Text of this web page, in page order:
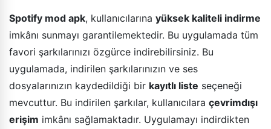
Spotify mod apk, kullanıcılarına yüksek kaliteli indirme
imkânı sunmayı garantilemektedir. Bu uygulamada tüm
favori şarkılarınızı özgürce indirebilirsiniz. Bu
uygulamada, indirilen şarkılarınızın ve ses
dosyalarınızın kaydedildiği bir kayıtlı liste seçeneği
mevcuttur. Bu indirilen şarkılar, kullanıcılara çevrimdışı
erişim imkânı sağlamaktadır. Uygulamayı indirdikten